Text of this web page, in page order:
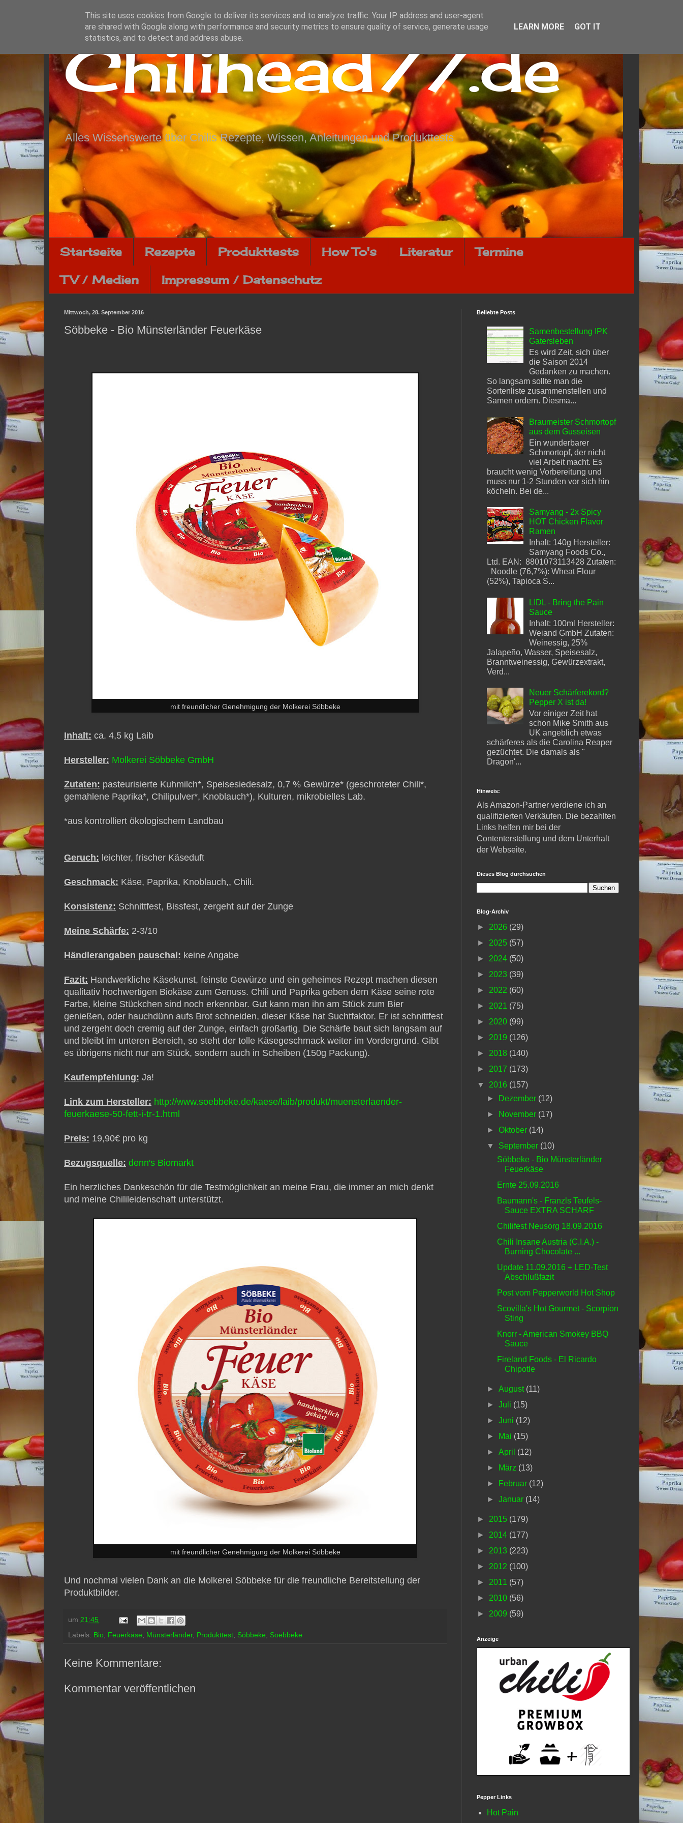
Chilihead77.de
Alles Wissenswerte über Chilis Rezepte, Wissen, Anleitungen und Produkttests
Startseite Rezepte Produkttests How To's Literatur Termine
TV / Medien Impressum / Datenschutz
Mittwoch, 28. September 2016
Söbbeke - Bio Münsterländer Feuerkäse
mit freundlicher Genehmigung der Molkerei Söbbeke
Inhalt: ca. 4,5 kg Laib
Hersteller: Molkerei Söbbeke GmbH
Zutaten: pasteurisierte Kuhmilch*, Speisesiedesalz, 0,7 % Gewürze* (geschroteter Chili*,
gemahlene Paprika*, Chilipulver*, Knoblauch*), Kulturen, mikrobielles Lab.
*aus kontrolliert ökologischem Landbau
Geruch: leichter, frischer Käseduft
Geschmack: Käse, Paprika, Knoblauch,, Chili.
Konsistenz: Schnittfest, Bissfest, zergeht auf der Zunge
Meine Schärfe: 2-3/10
Händlerangaben pauschal: keine Angabe
Fazit: Handwerkliche Käsekunst, feinste Gewürze und ein geheimes Rezept machen diesen
qualitativ hochwertigen Biokäse zum Genuss. Chili und Paprika geben dem Käse seine rote
Farbe, kleine Stückchen sind noch erkennbar. Gut kann man ihn am Stück zum Bier
genießen, oder hauchdünn aufs Brot schneiden, dieser Käse hat Suchtfaktor. Er ist schnittfest
und zergeht doch cremig auf der Zunge, einfach großartig. Die Schärfe baut sich langsam auf
und bleibt im unteren Bereich, so steht der tolle Käsegeschmack weiter im Vordergrund. Gibt
es übrigens nicht nur am Stück, sondern auch in Scheiben (150g Packung).
Kaufempfehlung: Ja!
Link zum Hersteller: http://www.soebbeke.de/kaese/laib/produkt/muensterlaender-
feuerkaese-50-fett-i-tr-1.html
Preis: 19,90€ pro kg
Bezugsquelle: denn's Biomarkt
Ein herzliches Dankeschön für die Testmöglichkeit an meine Frau, die immer an mich denkt
und meine Chilileidenschaft unterstützt.
mit freundlicher Genehmigung der Molkerei Söbbeke
Und nochmal vielen Dank an die Molkerei Söbbeke für die freundliche Bereitstellung der
Produktbilder.
um 21:45
Labels: Bio Feuerkäse Münsterländer, Produkttest Söbbeke Soebbeke
Keine Kommentare:
Kommentar veröffentlichen
Beliebte Posts
Samenbestellung IPK
Gatersleben
Es wird Zeit, sich über
die Saison 2014
Gedanken zu machen.
So langsam sollte man die
Sortenliste zusammenstellen und
Samen ordern. Diesma...
Braumeister Schmortopf
aus dem Gusseisen
Ein wunderbarer
Schmortopf, der nicht
viel Arbeit macht. Es
braucht wenig Vorbereitung und
muss nur 1-2 Stunden vor sich hin
köcheln. Bei de...
Samyang - 2x Spicy
HOT Chicken Flavor
Ramen
Inhalt: 140g Hersteller:
Samyang Foods Co.,
Ltd. EAN: 8801073113428 Zutaten:
Noodle (76,7%): Wheat Flour
(52%), Tapioca S...
LIDL - Bring the Pain
Sauce
Inhalt: 100ml Hersteller:
Weiand GmbH Zutaten:
Weinessig, 25%
Jalapeño, Wasser, Speisesalz,
Branntweinessig, Gewürzextrakt,
Verd...
Neuer Schärferekord?
Pepper X ist da!
Vor einiger Zeit hat
schon Mike Smith aus
UK angeblich etwas
schärferes als die Carolina Reaper
gezüchtet. Die damals als "
Dragon'...
Hinweis:
Als Amazon-Partner verdiene ich an
qualifizierten Verkäufen. Die bezahlten
Links helfen mir bei der
Contenterstellung und dem Unterhalt
der Webseite.
Dieses Blog durchsuchen
Blog-Archiv
► 2026 (29)
► 2025 (57)
► 2024 (50)
► 2023 (39)
► 2022 (60)
► 2021 (75)
► 2020 (99)
► 2019 (126)
► 2018 (140)
► 2017 (173)
▼ 2016 (157)
►
Dezember (12)
►
November (17)
►Oktober (14)
▼ September (10)
Söbbeke - Bio Münsterländer
Feuerkäse
Ernte 25.09.2016
Baumann's - Franzls Teufels-
Sauce EXTRA SCHARF
Chilifest Neusorg 18.09.2016
Chili Insane Austria (C.I.A.) -
Burning Chocolate ...
Update 11.09.2016 + LED-Test
Abschlußfazit
Post vom Pepperworld Hot Shop
Scovilla's Hot Gourmet - Scorpion
Sting
Knorr - American Smokey BBQ
Sauce
Fireland Foods - El Ricardo
Chipotle
►August (11)
►Juli (15)
►Juni (12)
►
Mai (15)
►April (12)
►
März (13)
►
Februar (12)
►Januar (14)
► 2015 (179)
► 2014 (177)
► 2013 (223)
► 2012 (100)
► 2011 (57)
► 2010 (56)
► 2009 (59)
Anzeige
Pepper Links
Hot Pain
This site uses cookies from Google to deliver its services and to analyze traffic. Your IP address and user-agent
are shared with Google along with performance and security metrics to ensure quality of service, generate usage
statistics, and to detect and address abuse.
LEARN MORE GOT IT